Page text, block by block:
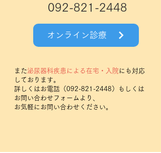
092-821-2448
オンライン診療
また泌尿器科疾患による在宅・入院 にも対応
しております。
詳しくはお電話（092-821-2448）もしくは
お問い合わせフォームより、
お気軽にお問い合わせください。